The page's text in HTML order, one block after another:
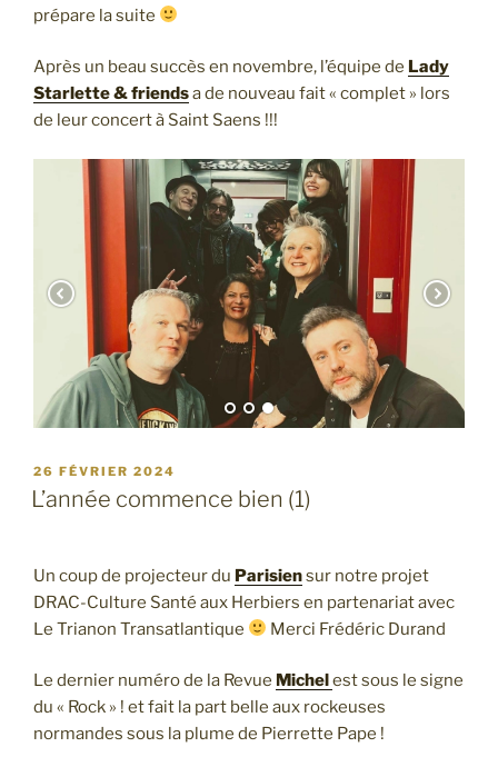
prépare la suite
Après un beau succès en novembre, l’équipe de Lady
Starlette & friendsa de nouveau fait « complet » lors
de leur concert à Saint Saens !!!
PUBLIÉ
LE
26 FÉVRIER 2024
L’année commence bien (1)
Un coup de projecteur du Parisiensur notre projet
DRAC-Culture Santé aux Herbiers en partenariat avec
Le Trianon Transatlantique
Merci Frédéric Durand
Le dernier numéro de la Revue Michel est sous le signe
du « Rock » ! et fait la part belle aux rockeuses
normandes sous la plume de Pierrette Pape !